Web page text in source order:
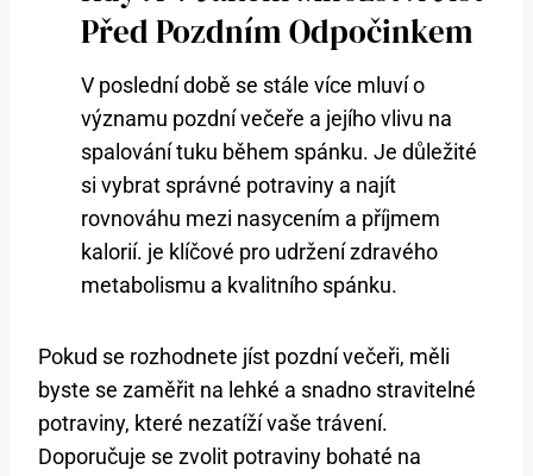
Před Pozdním Odpočinkem
V poslední době se stále více mluví o
významu pozdní večeře a jejího vlivu na
spalování tuku během spánku. Je důležité
si vybrat správné potraviny a najít
rovnováhu mezi nasycením a příjmem
kalorií. je klíčové pro udržení zdravého
metabolismu a kvalitního spánku.
Pokud se rozhodnete jíst pozdní večeři, měli
byste se zaměřit na lehké a snadno stravitelné
potraviny, které nezatíží vaše trávení.
Doporučuje se zvolit potraviny bohaté na